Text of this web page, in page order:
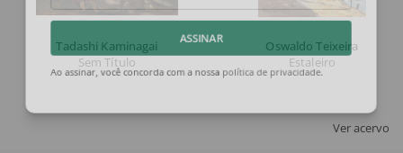
Tadashi Kaminagai
Sem Título
Oswaldo Teixeira
Estaleiro
Ver acervo